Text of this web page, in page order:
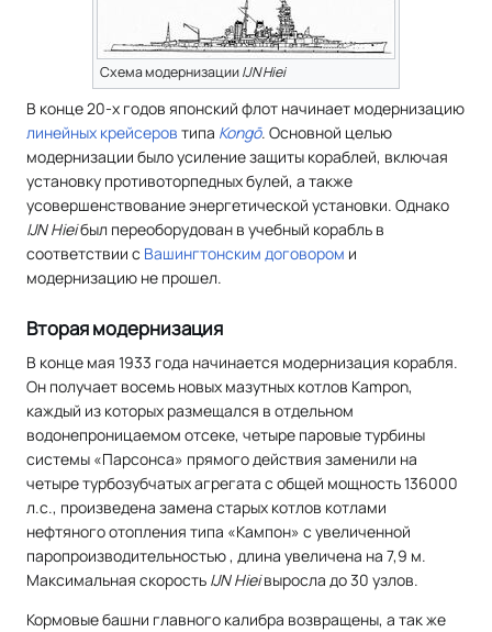
Схема модернизацииIJN Hiei
В конце 20-х годов японский флот начинает модернизацию
линейных крейсеров типа Kongō. Основной целью
модернизации было усиление защиты кораблей, включая
установку противоторпедных булей, а также
усовершенствование энергетической установки. Однако
IJN Hieiбыл переоборудован в учебный корабль в
соответствии с Вашингтонским договором и
модернизацию не прошел.
Вторая модернизация
В конце мая 1933 года начинается модернизация корабля.
Он получает восемь новых мазутных котлов Kampon,
каждый из которых размещался в отдельном
водонепроницаемом отсеке, четыре паровые турбины
системы «Парсонса» прямого действия заменили на
четыре турбозубчатых агрегата с общей мощность 136000
л.с., произведена замена старых котлов котлами
нефтяного отопления типа «Кампон» с увеличенной
паропроизводительностью , длина увеличена на 7,9 м.
Максимальная скорость IJN Hieiвыросла до 30 узлов.
Кормовые башни главного калибра возвращены, а так же